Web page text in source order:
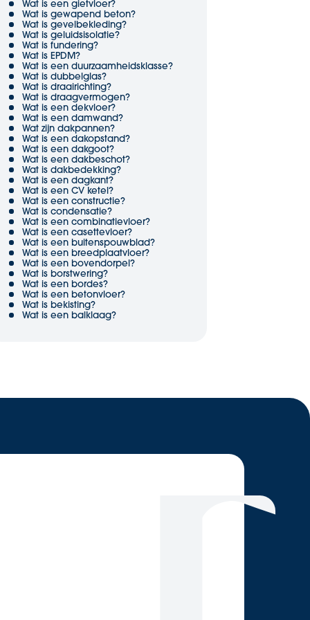
Wat is een gietvloer?
Wat is gewapend beton?
Wat is gevelbekleding?
Wat is geluidsisolatie?
Wat is fundering?
Wat is EPDM?
Wat is een duurzaamheidsklasse?
Wat is dubbelglas?
Wat is draairichting?
Wat is draagvermogen?
Wat is een dekvloer?
Wat is een damwand?
Wat zijn dakpannen?
Wat is een dakopstand?
Wat is een dakgoot?
Wat is een dakbeschot?
Wat is dakbedekking?
Wat is een dagkant?
Wat is een CV ketel?
Wat is een constructie?
Wat is condensatie?
Wat is een combinatievloer?
Wat is een casettevloer?
Wat is een buitenspouwblad?
Wat is een breedplaatvloer?
Wat is een bovendorpel?
Wat is borstwering?
Wat is een bordes?
Wat is een betonvloer?
Wat is bekisting?
Wat is een balklaag?